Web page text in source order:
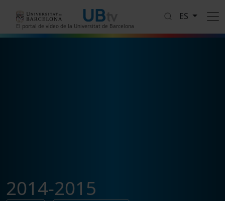
El portal de vídeo de la Universitat de Barcelona
ES
2014-2015